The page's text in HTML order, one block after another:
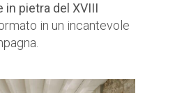
in pietra del XVIII
in un incantevole